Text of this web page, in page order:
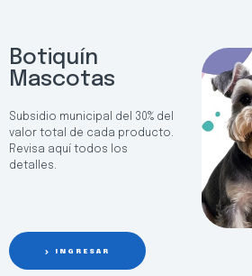
Botiquín
Mascotas
Subsidio municipal del 30% del
valor total de cada producto.
Revisa aquí todos los
detalles.
INGRESAR